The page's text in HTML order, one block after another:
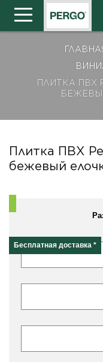
ПЛИТКА ПВХ
Плитка ПВХ
бежевый
Бесплатная доставка *